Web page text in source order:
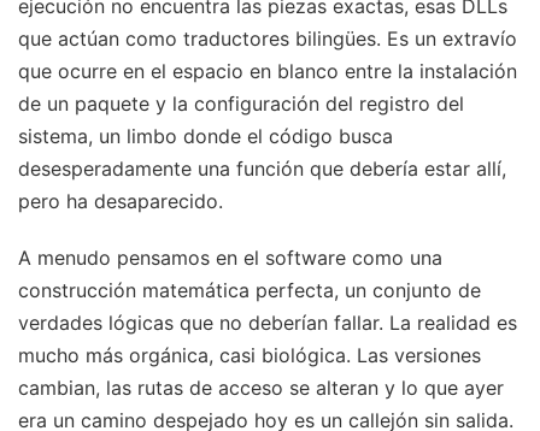
ejecución no encuentra las piezas exactas, esas DLLs
que actúan como traductores bilingües. Es un extravío
que ocurre en el espacio en blanco entre la instalación
de un paquete y la configuración del registro del
sistema, un limbo donde el código busca
desesperadamente una función que debería estar allí,
pero ha desaparecido.
A menudo pensamos en el software como una
construcción matemática perfecta, un conjunto de
verdades lógicas que no deberían fallar. La realidad es
mucho más orgánica, casi biológica. Las versiones
cambian, las rutas de acceso se alteran y lo que ayer
era un camino despejado hoy es un callejón sin salida.